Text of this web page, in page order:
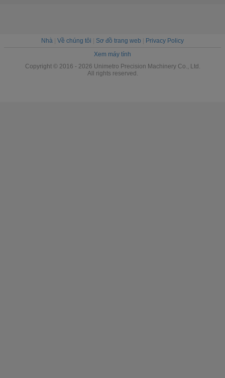
Nhà Về chúng tôi Sơ đồ trang web
Privacy Policy
Xem máy tính
Copyright © 2016 - 2026 Unimetro Precision Machinery Co., Ltd.
All rights reserved.